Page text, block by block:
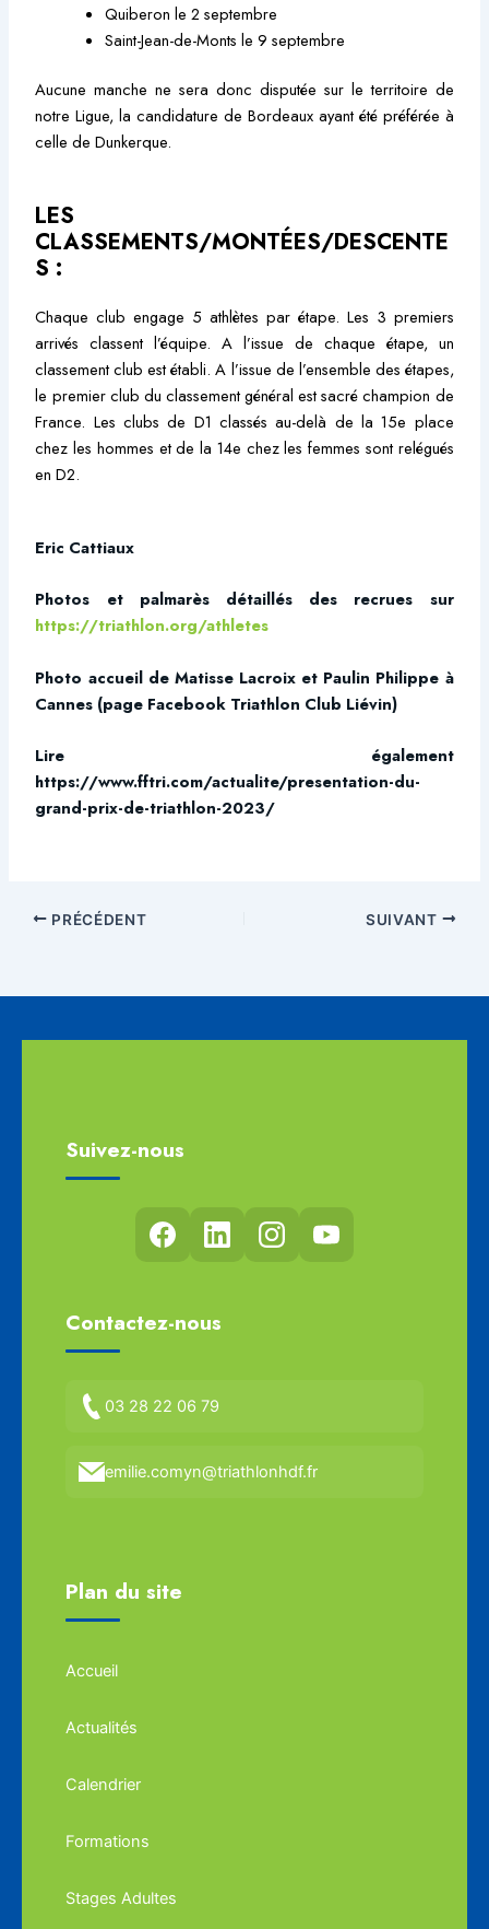
Quiberon le 2 septembre
Saint-Jean-de-Monts le 9 septembre
Aucune manche ne sera donc disputée sur le territoire de
notre Ligue, la candidature de Bordeaux ayant été préférée à
celle de Dunkerque.
LES
CLASSEMENTS/MONTÉES/DESCENTE
S :
Chaque club engage 5 athlètes par étape. Les 3 premiers
arrivés classent l’équipe. A l’issue de chaque étape, un
classement club est établi. A l’issue de l’ensemble des étapes,
le premier club du classement général est sacré champion de
France. Les clubs de D1 classés au-delà de la 15e place
chez les hommes et de la 14e chez les femmes sont relégués
en D2.
Eric Cattiaux
Photos et palmarès détaillés des recrues sur
https://triathlon.org/athletes
Photo accueil de Matisse Lacroix et Paulin Philippe à
Cannes (page Facebook Triathlon Club Liévin)
Lire également
https://www.fftri.com/actualite/presentation-du-
grand-prix-de-triathlon-2023/
PRÉCÉDENT SUIVANT
Suivez-nous
Contactez-nous
03 28 22 06 79
emilie.comyn@triathlonhdf.fr
Plan du site
Accueil
Actualités
Calendrier
Formations
Stages Adultes